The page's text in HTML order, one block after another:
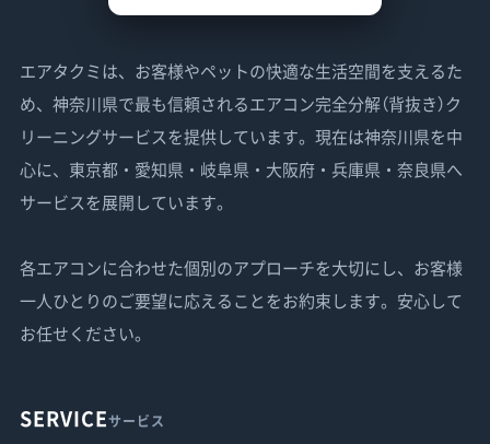
エアタクミは、お客様やペットの快適な生活空間を支えるた
め、神奈川県で最も信頼されるエアコン完全分解（背抜き）ク
リーニングサービスを提供しています。現在は神奈川県を中
心に、東京都・愛知県・岐阜県・大阪府・兵庫県・奈良県へ
サービスを展開しています。
各エアコンに合わせた個別のアプローチを大切にし、お客様
一人ひとりのご要望に応えることをお約束します。安心して
お任せください。
SERVICEサービス